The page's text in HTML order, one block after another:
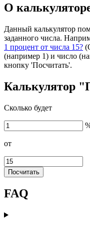
О
Данный калькулятор
заданного числа.
1 процент от числа 15?
(например 1) и число
кнопку 'Посчитать'.
Калькулятор
Сколько будет
от
Посчитать
FAQ